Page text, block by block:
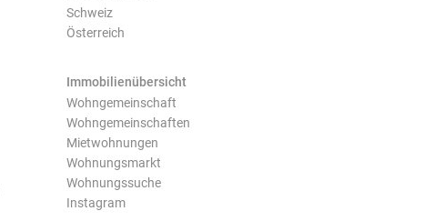
Schweiz
Österreich
Immobilienübersicht
Wohngemeinschaft
Wohngemeinschaften
Mietwohnungen
Wohnungsmarkt
Wohnungssuche
Instagram